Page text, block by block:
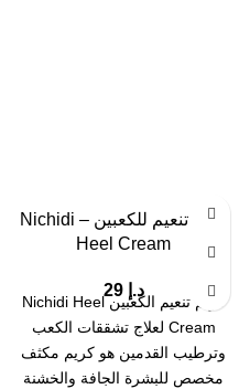
كريم تنعيم للكعبين – Nichidi
Heel Cream
د.إ 29
كريم تنعيم الكعبين Nichidi Heel
Cream لعلاج تشققات الكعب
وترطيب القدمين هو كريم مكثف
مخصص للبشرة الجافة والخشنة